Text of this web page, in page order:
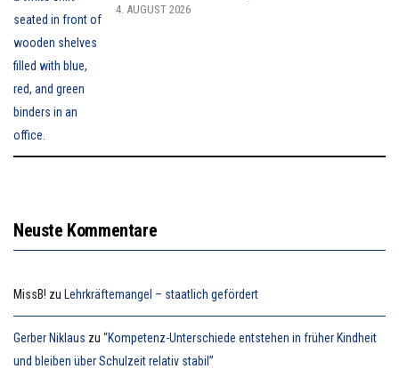
4. AUGUST 2026
Neuste Kommentare
MissB! zu Lehrkräftemangel – staatlich gefördert
Gerber Niklaus zu “Kompetenz-Unterschiede entstehen in früher Kindheit
und bleiben über Schulzeit relativ stabil”